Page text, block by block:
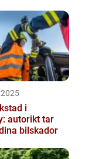
i
autorikt tar
bilskador